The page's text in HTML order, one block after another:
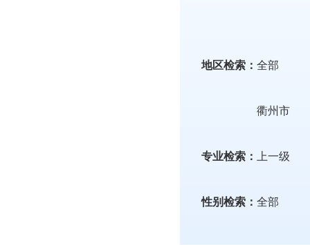
地区检索： 全部
衢州市
专业检索： 上一级
性别检索： 全部